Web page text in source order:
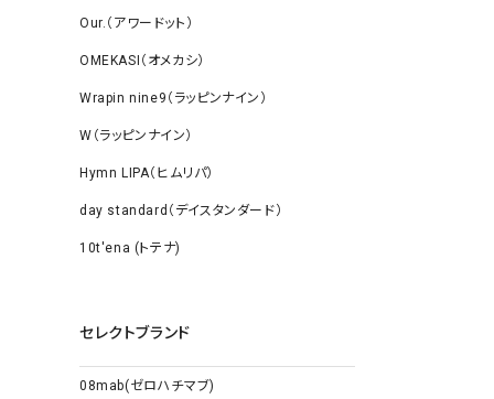
Our.（アワードット）
OMEKASI（オメカシ）
Wrapin nine9（ラッピンナイン）
W（ラッピンナイン）
Hymn LIPA（ヒムリパ）
day standard（デイスタンダード）
10t'ena (トテナ)
セレクトブランド
08mab(ゼロハチマブ)